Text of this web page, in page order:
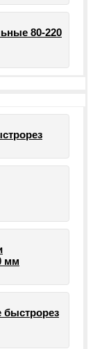
80-220
мм
быстрорез